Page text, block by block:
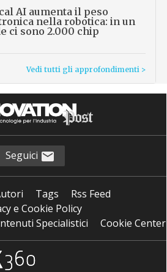
AI aumenta il peso
nella robotica: in un
ci sono 2.000 chip
Vedi tutti gli approfondimenti >
Seguici
Tags
Rss Feed
e Cookie Policy
Specialistici
Cookie Center